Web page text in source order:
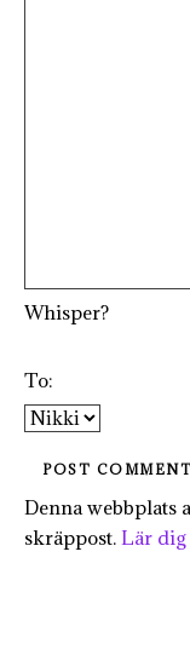
Whisper?
To:
Denna webbplats
skräppost. Lär dig